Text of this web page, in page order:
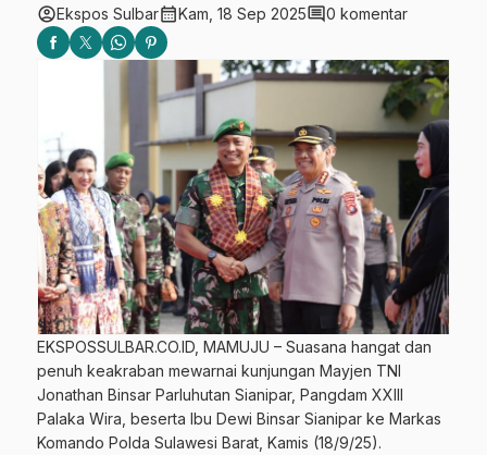
account_circleEkspos Sulbarcalendar_monthKam, 18 Sep 2025comment0 komentar
EKSPOSSULBAR.CO.ID, MAMUJU – Suasana hangat dan
penuh keakraban mewarnai kunjungan Mayjen TNI
Jonathan Binsar Parluhutan Sianipar, Pangdam XXIII
Palaka Wira, beserta Ibu Dewi Binsar Sianipar ke Markas
Komando Polda Sulawesi Barat, Kamis (18/9/25).